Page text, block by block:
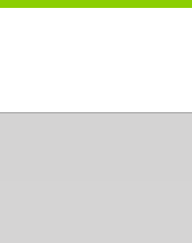
Direkt zum Inhalt